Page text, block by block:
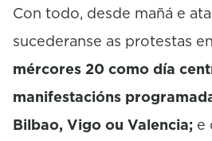
Con todo, desde mañá e
sucederanse as protestas
mércores 20 como día
manifestacións
Bilbao, Vigo ou Valencia; e